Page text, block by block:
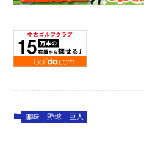
趣味 野球 巨人